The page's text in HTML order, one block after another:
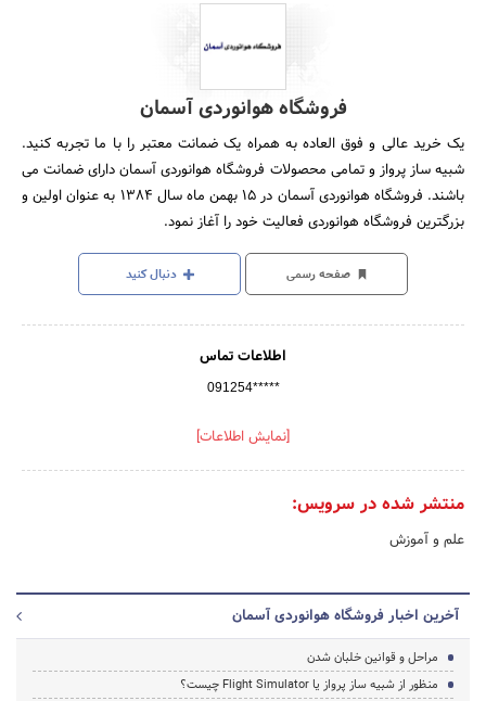
فروشگاه هوانوردی آسمان
یک خرید عالی و فوق العاده به همراه یک ضمانت معتبر را با ما تجربه کنید.
شبیه ساز پرواز و تمامی محصولات فروشگاه هوانوردی آسمان دارای ضمانت می
باشند. فروشگاه هوانوردی آسمان در ۱۵ بهمن ماه سال ۱۳۸۴ به عنوان اولین و
بزرگترین فروشگاه هوانوردی فعالیت خود را آغاز نمود.​
صفحه رسمی دنبال کنید
اطلاعات تماس
091254*****
[نمایش اطلاعات]
منتشر شده در سرویس:
علم و آموزش
آخرین اخبار فروشگاه هوانوردی آسمان
مراحل و قوانین خلبان شدن
منظور از شبیه ساز پرواز یا Flight Simulator چیست؟